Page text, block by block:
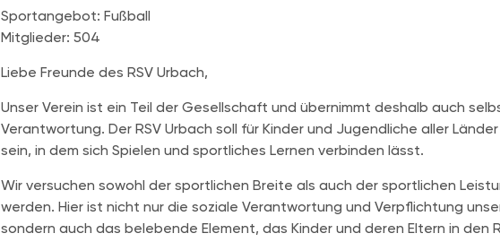
Sportangebot: Fußball
Mitglieder: 504
Liebe Freunde des RSV Urbach,
Unser Verein ist ein Teil der Gesellschaft und übernimmt deshalb auch
Verantwortung. Der RSV Urbach soll für Kinder und Jugendliche aller
sein, in dem sich Spielen und sportliches Lernen verbinden lässt.
Wir versuchen sowohl der sportlichen Breite als auch der sportlichen
werden. Hier ist nicht nur die soziale Verantwortung und Verpflichtung
sondern auch das belebende Element, das Kinder und deren Eltern in den